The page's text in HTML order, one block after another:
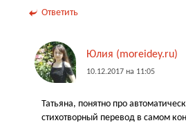
Ответить
Юлия (moreidey.ru)
10.12.2017 на 11:05
Татьяна, понятно про
стихотворный перевод в самом